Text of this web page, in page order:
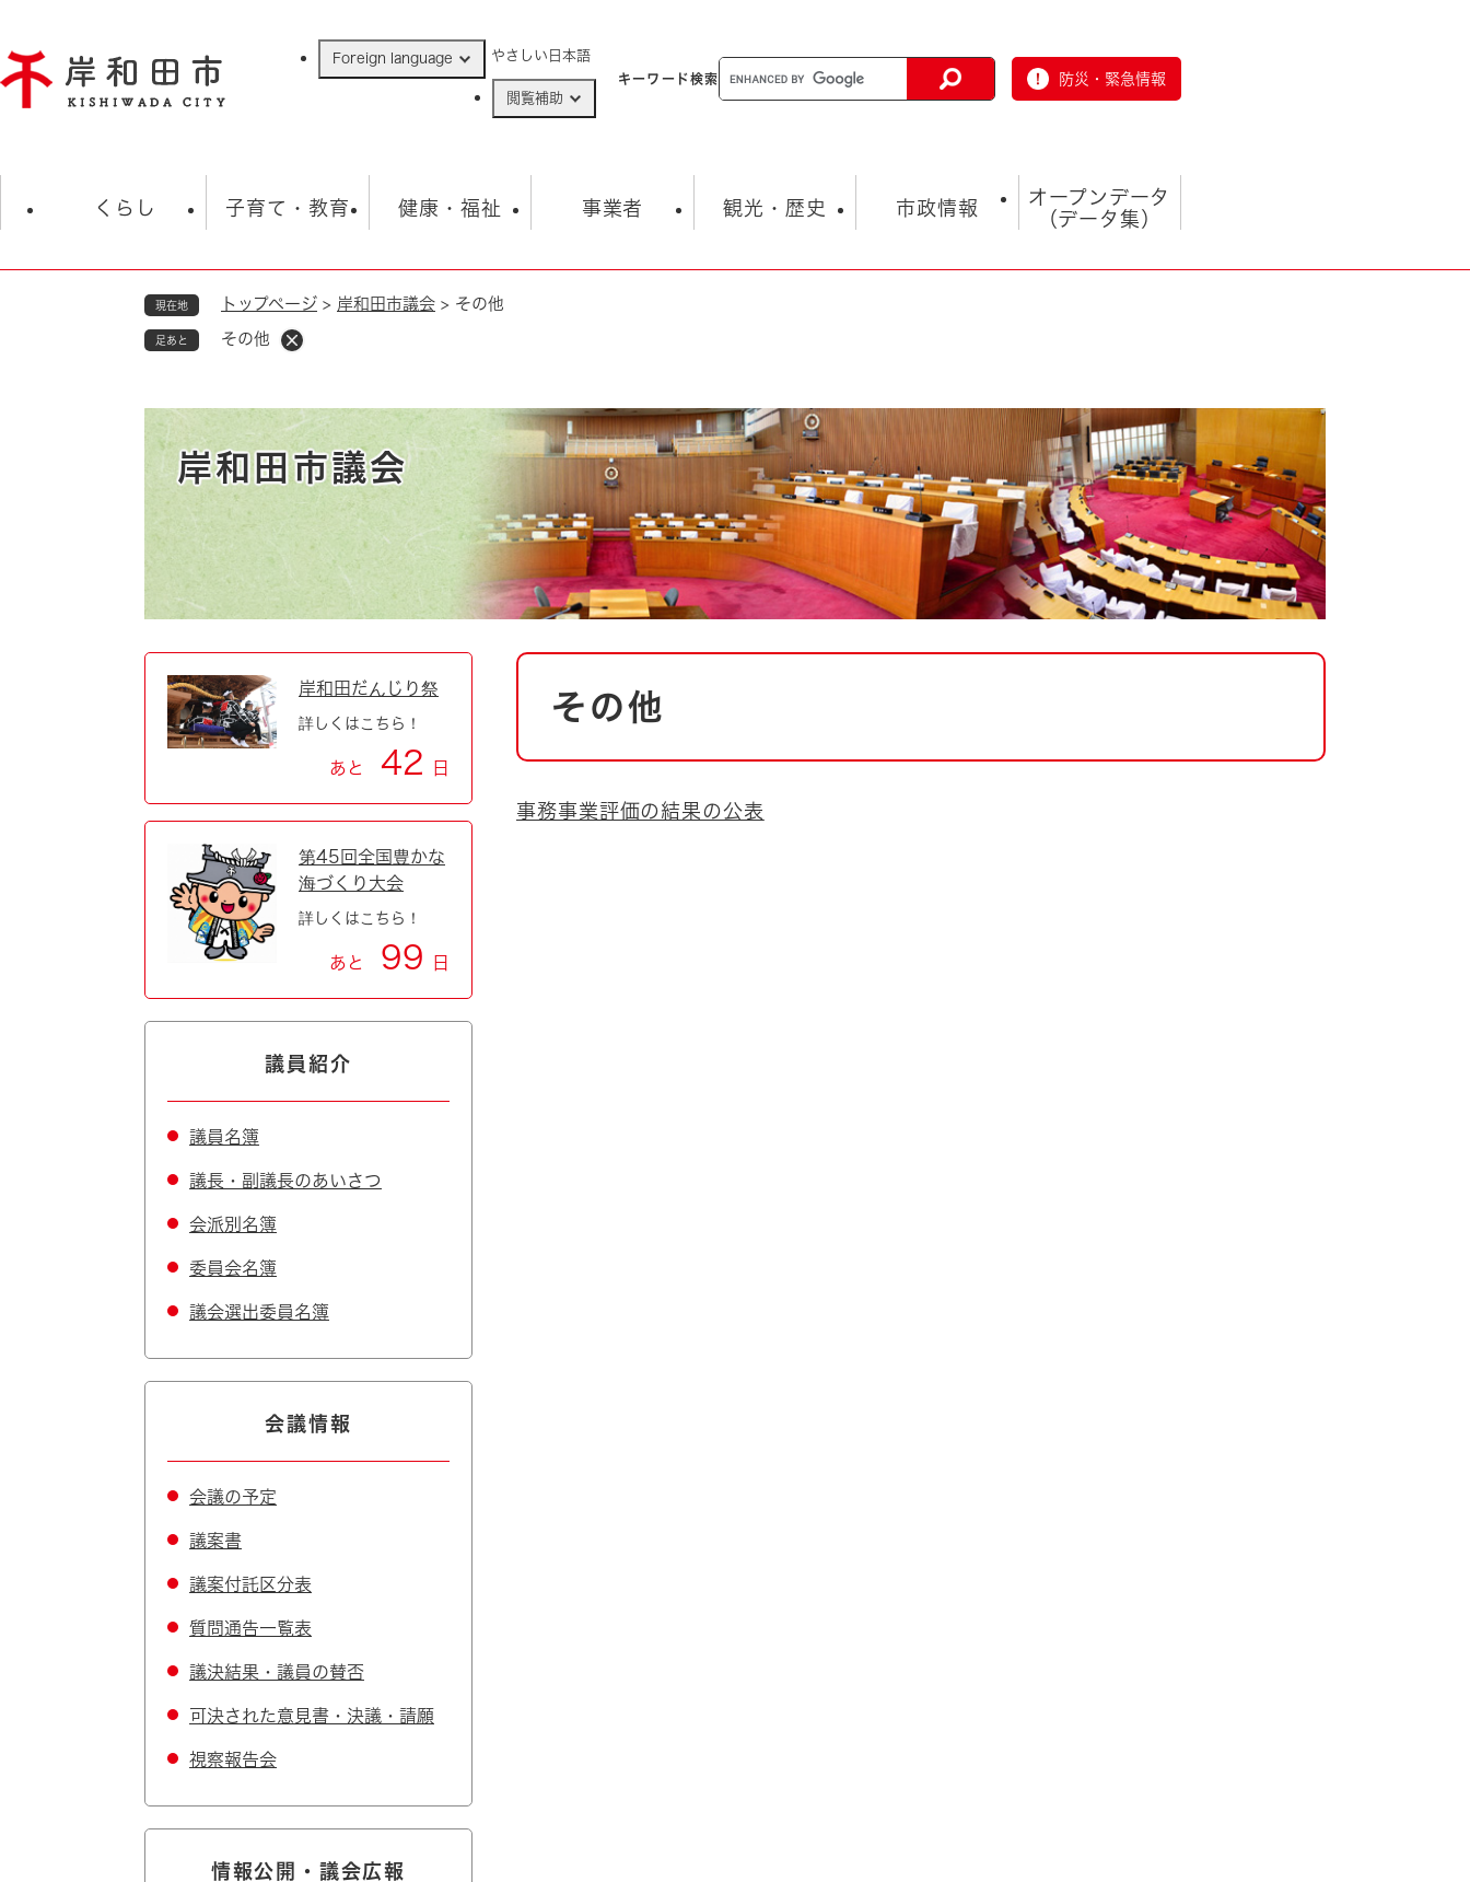
ジ
の
Foreign language やさしい日本語
閲覧補助
キーワード検索 防災・緊急情報
くらし
住民票・戸籍
ごみ・衛生・動物 救急・消防
防災・防犯 上水道・下水道
自然・環境・公園 住宅
引っ越し おくやみ
男女共同参画
地域コミュニティ・ボラン
道路・河川・交通 まちづくり
国際交流
子育て・教育
学校 子育て
健康・福祉
福祉・健康・生活
事業者
環境 福祉・介護
とじる
観光・歴史
観光
とじる
市政情報
市政 職員採用情報
市役所・施設の案内
オープンデータ
（データ集）
現在地 トップページ > 岸和田市議会 > その他
足あと その他
岸和田市議会
本
その他
事務事業評価の結果の公表
岸和田だんじり祭
詳しくはこちら！
あと 42 日
第45回全国豊かな
海づくり大会
詳しくはこちら！
あと 99 日
議員紹介
議員名簿
議長・副議長のあいさつ
会派別名簿
委員会名簿
議会選出委員名簿
会議情報
会議の予定
議案書
議案付託区分表
質問通告一覧表
議決結果・議員の賛否
可決された意見書・決議・請願
視察報告会
情報公開・議会広報